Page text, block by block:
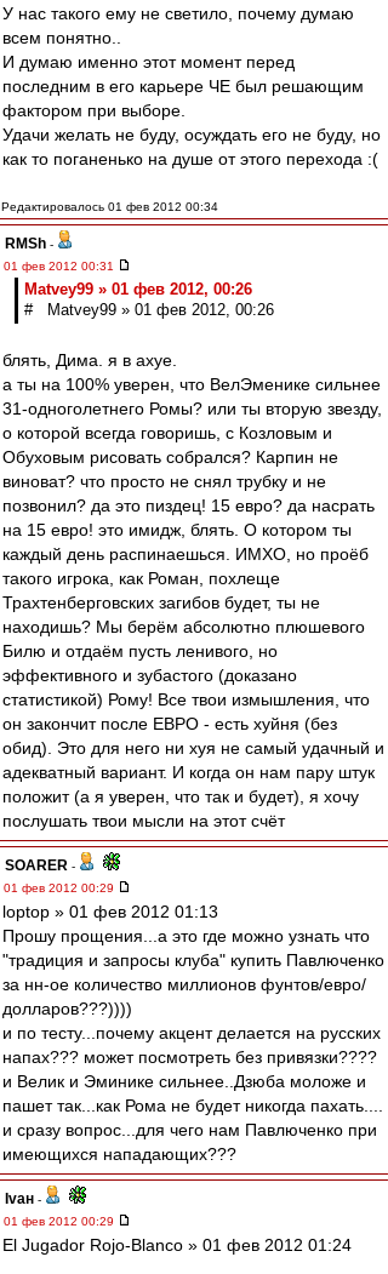
У нас такого ему не светило, почему думаю
всем понятно..
И думаю именно этот момент перед
последним в его карьере ЧЕ был решающим
фактором при выборе.
Удачи желать не буду, осуждать его не буду, но
как то поганенько на душе от этого перехода :(
Редактировалось 01 фев 2012 00:34
RMSh -
01 фев 2012 00:31
Matvey99 » 01 фев 2012, 00:26
# Matvey99 » 01 фев 2012, 00:26
блять, Дима. я в ахуе.
а ты на 100% уверен, что ВелЭменике сильнее
31-одноголетнего Ромы? или ты вторую звезду,
о которой всегда говоришь, с Козловым и
Обуховым рисовать собрался? Карпин не
виноват? что просто не снял трубку и не
позвонил? да это пиздец! 15 евро? да насрать
на 15 евро! это имидж, блять. О котором ты
каждый день распинаешься. ИМХО, но проёб
такого игрока, как Роман, похлеще
Трахтенберговских загибов будет, ты не
находишь? Мы берём абсолютно плюшевого
Билю и отдаём пусть ленивого, но
эффективного и зубастого (доказано
статистикой) Рому! Все твои измышления, что
он закончит после ЕВРО - есть хуйня (без
обид). Это для него ни хуя не самый удачный и
адекватный вариант. И когда он нам пару штук
положит (а я уверен, что так и будет), я хочу
послушать твои мысли на этот счёт
SOARER -
01 фев 2012 00:29
loptop » 01 фев 2012 01:13
Прошу прощения...а это где можно узнать что
"традиция и запросы клуба" купить Павлюченко
за нн-ое количество миллионов фунтов/евро/
долларов???))))
и по тесту...почему акцент делается на русских
напах??? может посмотреть без привязки????
и Велик и Эминике сильнее..Дзюба моложе и
пашет так...как Рома не будет никогда пахать....
и сразу вопрос...для чего нам Павлюченко при
имеющихся нападающих???
Ivан -
01 фев 2012 00:29
El Jugador Rojo-Blanco » 01 фев 2012 01:24